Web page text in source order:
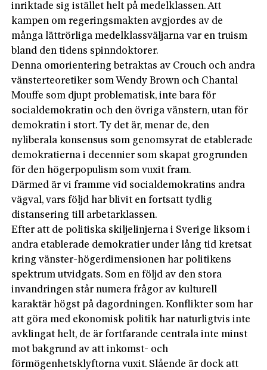
inriktade sig istället helt på medelklassen. Att
kampen om regeringsmakten avgjordes av de
många lättrörliga medelklassväljarna var en truism
bland den tidens spinndoktorer.
Denna omorientering betraktas av Crouch och andra
vänsterteoretiker som Wendy Brown och Chantal
Mouffe som djupt problematisk, inte bara för
socialdemokratin och den övriga vänstern, utan för
demokratin i stort. Ty det är, menar de, den
nyliberala konsensus som genomsyrat de etablerade
demokratierna i decennier som skapat grogrunden
för den högerpopulism som vuxit fram.
Därmed är vi framme vid socialdemokratins andra
vägval, vars följd har blivit en fortsatt tydlig
distansering till arbetarklassen.
Efter att de politiska skiljelinjerna i Sverige liksom i
andra etablerade demokratier under lång tid kretsat
kring väns­ter-­högerdimensionen har politikens
spektrum utvidgats. Som en följd av den stora
invandringen står numera frågor av kulturell
karaktär högst på dagordningen. Konflikter som har
att göra med ekonomisk politik har naturligtvis inte
avklingat helt, de är fortfarande centrala inte minst
mot bakgrund av att inkomst- och
förmögenhetsklyftorna vuxit. Slåen­de är dock att